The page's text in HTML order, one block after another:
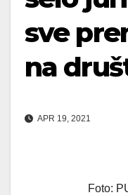
sve
na
APR 19, 2021
Foto: